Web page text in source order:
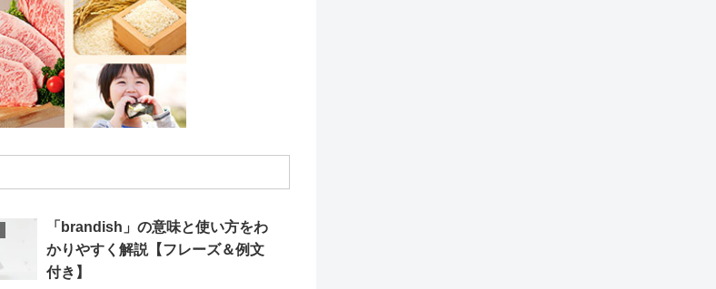
「brandish」の意味と使い方をわ
かりやすく解説【フレーズ＆例文
付き】